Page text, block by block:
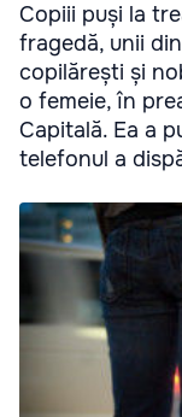
Copiii puși la
fragedă, unii
copilărești și
o femeie, în
Capitală. Ea a
telefonul a